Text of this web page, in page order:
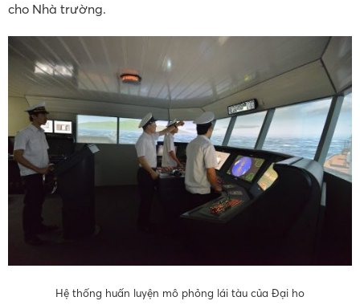
cho Nhà trường.
Hệ thống huấn luyện mô phỏng lái tàu của Đại ho